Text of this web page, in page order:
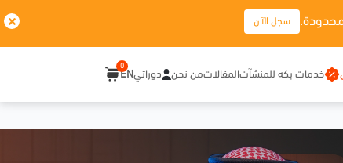
محدودة. سجل الآن
خدمات بكه للمنشآتالمقالاتمن نحن دوراتيEN
0